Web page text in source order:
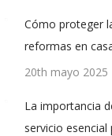
Cómo proteger
reformas en
20th mayo 2025
La importancia
servicio